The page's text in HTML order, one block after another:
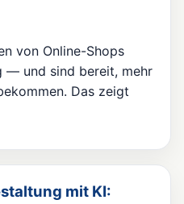
von Online-Shops
— und sind bereit, mehr
Das zeigt
mit KI: